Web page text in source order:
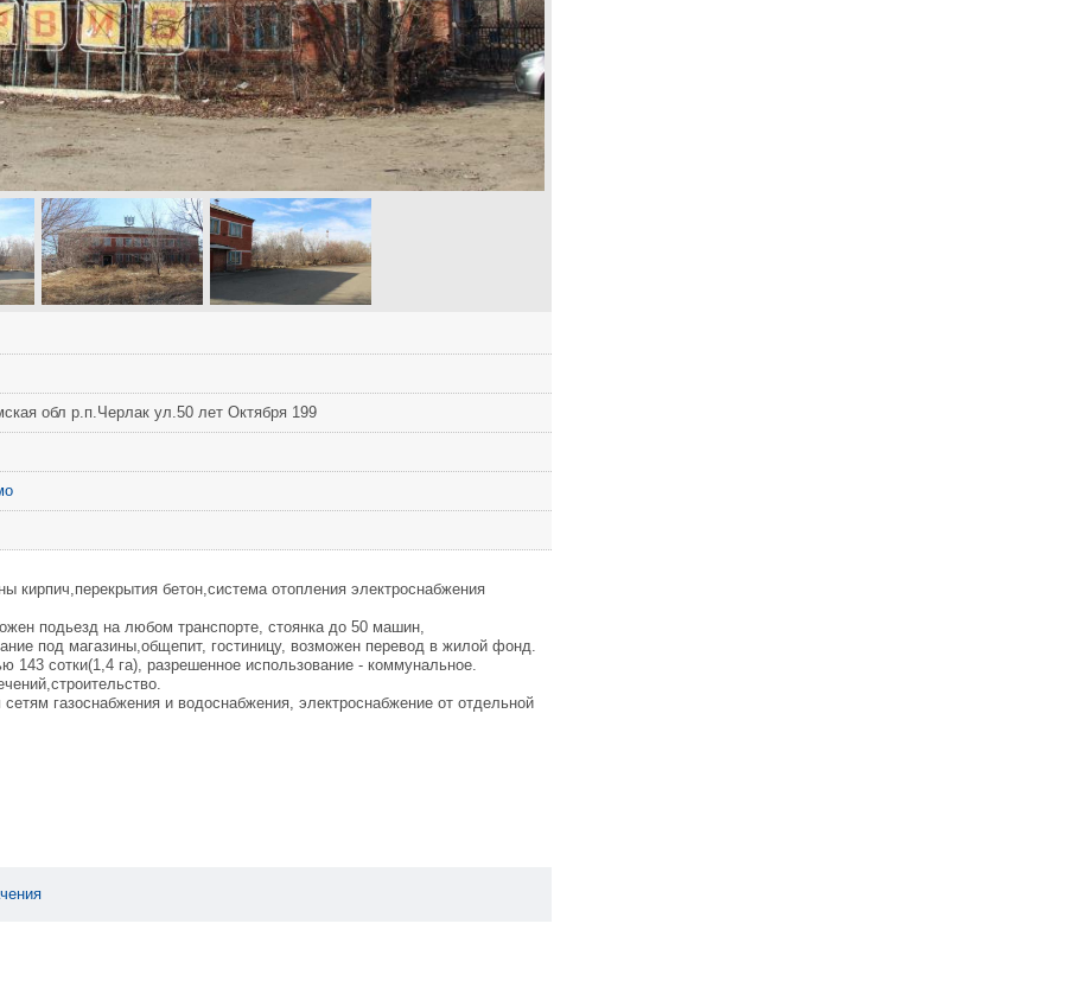
обл р.п.Черлак ул.50 лет Октября 199
кирпич,перекрытия бетон,система отопления электроснабжения
подьезд на любом транспорте, стоянка до 50 машин,
под магазины,общепит, гостиницу, возможен перевод в жилой фонд.
143 сотки(1,4 га), разрешенное использование - коммунальное.
газоснабжения и водоснабжения, электроснабжение от отдельной